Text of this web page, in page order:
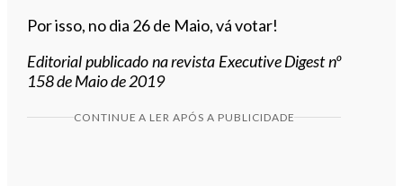
Por isso, no dia 26 de Maio, vá votar!
Editorial publicado na revista Executive Digest nº
158 de Maio de 2019
CONTINUE A LER APÓS A PUBLICIDADE